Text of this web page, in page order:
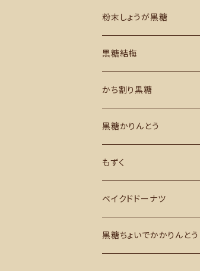
粉末しょうが黒糖
黒糖結梅
かち割り黒糖
黒糖かりんとう
もずく
ベイクドドーナツ
黒糖ちょいでかかりんとう